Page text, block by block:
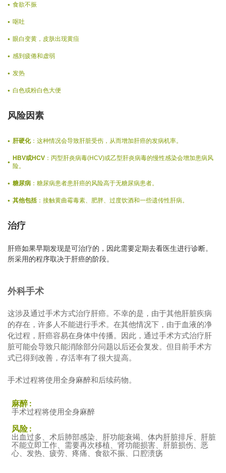
食欲不振
呕吐
眼白变黄，皮肤出现黄疸
感到疲倦和虚弱
发热
白色或粉白色大便
风险因素
肝硬化：这种情况会导致肝脏受伤，从而增加肝癌的发病机率。
HBV或HCV ：丙型肝炎病毒(HCV)或乙型肝炎病毒的慢性感染会增加患病风
险。
糖尿病 ：糖尿病患者患肝癌的风险高于无糖尿病患者。
其他包括：接触黄曲霉毒素、肥胖、过度饮酒和一些遗传性肝病。
治疗
肝癌如果早期发现是可治疗的，因此需要定期去看医生进行诊断。
所采用的程序取决于肝癌的阶段。
外科手术
这涉及通过手术方式治疗肝癌。不幸的是，由于其他肝脏疾病
的存在，许多人不能进行手术。在其他情况下，由于血液的净
化过程，肝癌容易在身体中传播。因此，通过手术方式治疗肝
脏可能会导致只能消除部分问题以后还会复发。但目前手术方
式已得到改善，存活率有了很大提高。
手术过程将使用全身麻醉和后续药物。
麻醉 :
手术过程将使用全身麻醉
风险 :
出血过多、术后肺部感染、肝功能衰竭、体内肝脏排斥、肝脏
不能立即工作、需要再次移植、肾功能损害、肝脏损伤、恶
心、发热、疲劳、疼痛、食欲不振、口腔溃疡